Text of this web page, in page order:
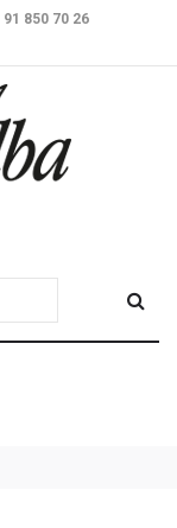
91 850 70 26